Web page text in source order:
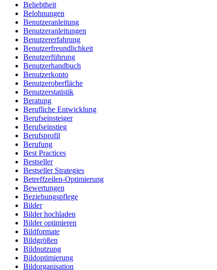
Beliebtheit
Belohnungen
Benutzeranleitung
Benutzeranleitungen
Benutzererfahrung
Benutzerfreundlichkeit
Benutzerführung
Benutzerhandbuch
Benutzerkonto
Benutzeroberfläche
Benutzerstatistik
Beratung
Berufliche Entwicklung
Berufseinsteiger
Berufseinstieg
Berufsprofil
Berufung
Best Practices
Bestseller
Bestseller Strategies
Betreffzeilen-Optimierung
Bewertungen
Beziehungspflege
Bilder
Bilder hochladen
Bilder optimieren
Bildformate
Bildgrößen
Bildnutzung
Bildoptimierung
Bildorganisation